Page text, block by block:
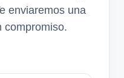
enviaremos una
compromiso.